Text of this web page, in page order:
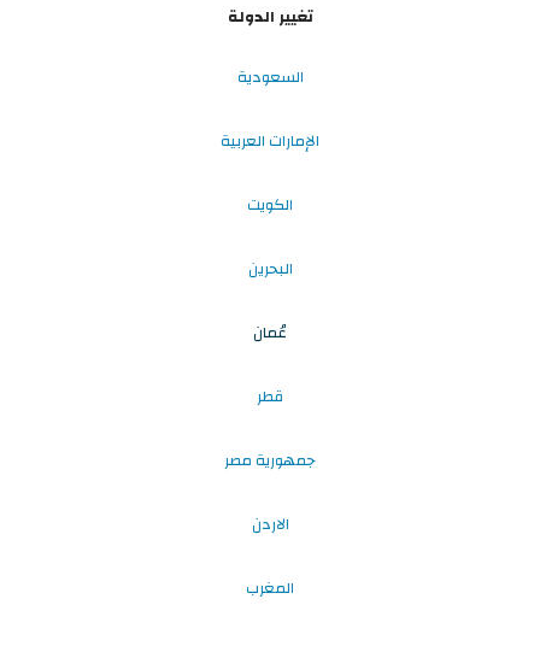
تغيير الدولة
السعودية
الإمارات العربية
الكويت
البحرين
عُمان
قطر
جمهورية مصر
الاردن
المغرب